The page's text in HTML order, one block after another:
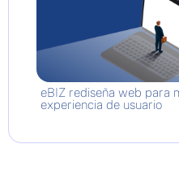
eBIZ rediseña web para
experiencia de usuario